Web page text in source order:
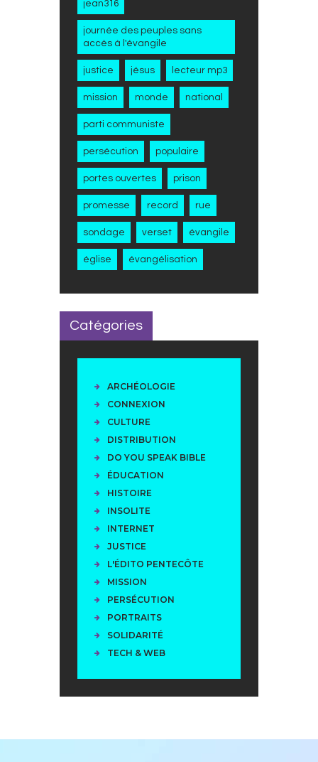
jean316
journée des peuples sans
accès à l'évangile
justice jésus lecteur mp3
mission monde national
parti communiste
persécution populaire
portes ouvertes prison
promesse record rue
sondage verset évangile
église évangélisation
Catégories
ARCHÉOLOGIE
CONNEXION
CULTURE
DISTRIBUTION
DO YOU SPEAK BIBLE
ÉDUCATION
HISTOIRE
INSOLITE
INTERNET
JUSTICE
L'ÉDITO PENTECÔTE
MISSION
PERSÉCUTION
PORTRAITS
SOLIDARITÉ
TECH & WEB